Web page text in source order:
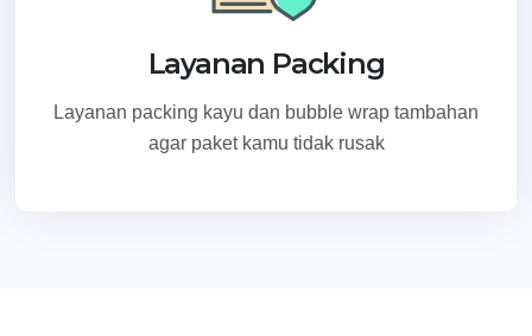
Layanan Packing
Layanan packing kayu dan bubble wrap tambahan
agar paket kamu tidak rusak